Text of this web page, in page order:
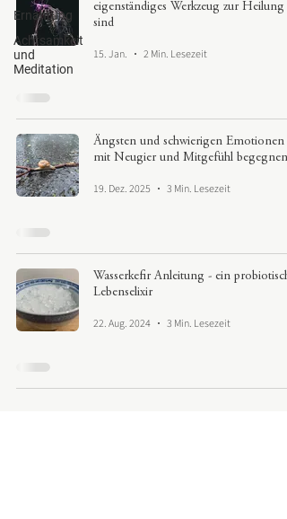
Ernährung
Achtsamkeit
und
Meditation
eigenständiges Werkzeug zur Heilung
sind
15. Jan. 2 Min. Lesezeit
Ängsten und schwierigen Emotionen
mit Neugier und Mitgefühl begegnen
19. Dez. 2025 3 Min. Lesezeit
Wasserkefir Anleitung - ein
Lebenselixir
22. Aug. 2024 3 Min. Lesezeit